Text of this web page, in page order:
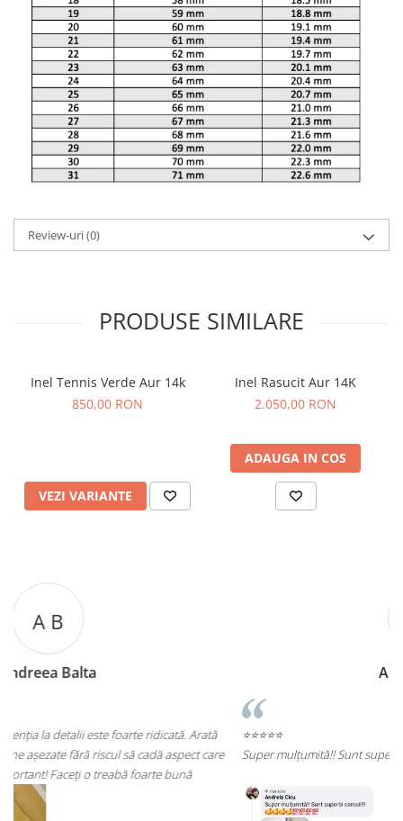
Review-uri(0)
PRODUSE SIMILARE
Inel Tennis Verde Aur 14k
850,00 RON
VEZI VARIANTE
Inel Rasucit Aur 14K
2.050,00 RON
ADAUGA IN COS
⭐⭐⭐⭐⭐
Super mulțumită!! Sunt superbi cerceii!!!